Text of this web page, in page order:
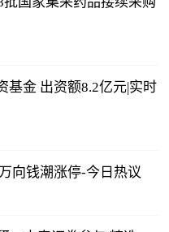
基金 出资额8.2亿元|实时
向钱潮涨停-今日热议